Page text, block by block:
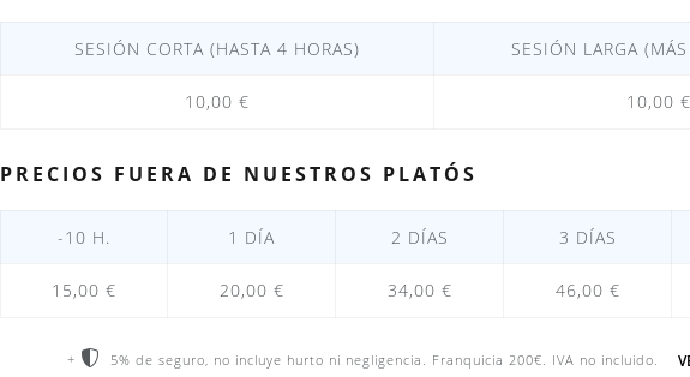
SESIÓN CORTA (HASTA 4 HORAS) SESIÓN LARGA
10,00 € 10,00 €
PRECIOS FUERA DE NUESTROS PLATÓS
-10 H. 1 DÍA 2 DÍAS 3 DÍAS
15,00 € 20,00 € 34,00 € 46,00 €
+ 5% de seguro, no incluye hurto ni negligencia. Franquicia 200€. IVA no incluido.